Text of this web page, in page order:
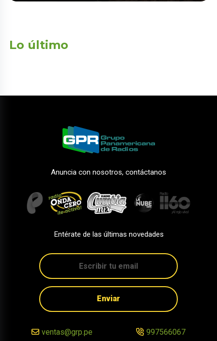
Lo último
Anuncia con nosotros, contáctanos
Entérate de las últimas novedades
Enviar
ventas@grp.pe 997566067